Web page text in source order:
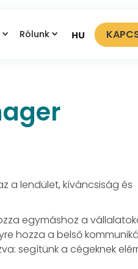
Rólunk HU
a lendület, kíváncsiság és
egymáshoz a
hozza a belső
segítünk a cégeknek